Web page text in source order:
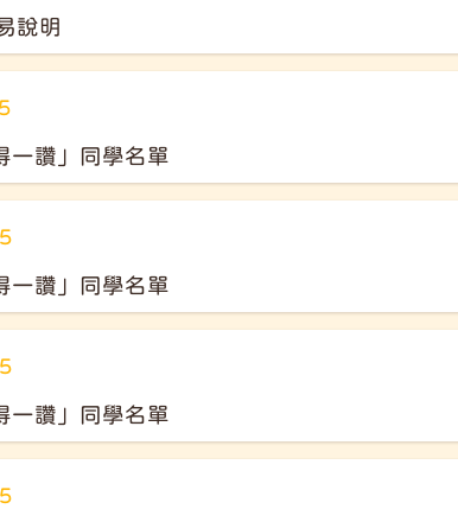
說明
一讚」同學名單
一讚」同學名單
一讚」同學名單